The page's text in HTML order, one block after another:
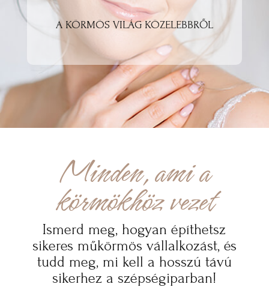
A KÖRMÖS VILÁG KÖZELEBBRŐL
Minden, ami a
körmökhöz vezet
Ismerd meg, hogyan építhetsz
sikeres műkörmös vállalkozást, és
tudd meg, mi kell a hosszú távú
sikerhez a szépségiparban!